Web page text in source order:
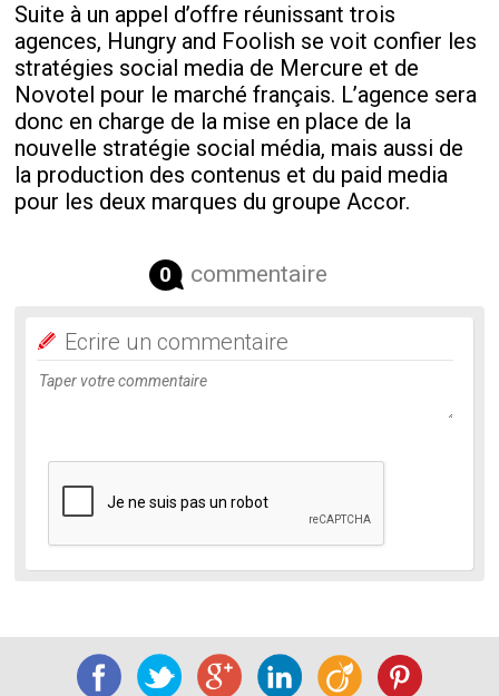
Suite à un appel d’offre réunissant trois
agences, Hungry and Foolish se voit confier les
stratégies social media de Mercure et de
Novotel pour le marché français. L’agence sera
donc en charge de la mise en place de la
nouvelle stratégie social média, mais aussi de
la production des contenus et du paid media
pour les deux marques du groupe Accor.
0 commentaire
Ecrire un commentaire